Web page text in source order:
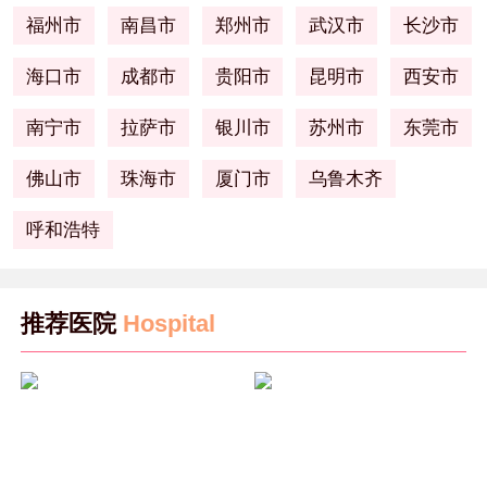
福州市 南昌市 郑州市 武汉市 长沙市
海口市 成都市 贵阳市 昆明市 西安市
南宁市 拉萨市 银川市 苏州市 东莞市
佛山市 珠海市 厦门市 乌鲁木齐
呼和浩特
推荐医院 Hospital